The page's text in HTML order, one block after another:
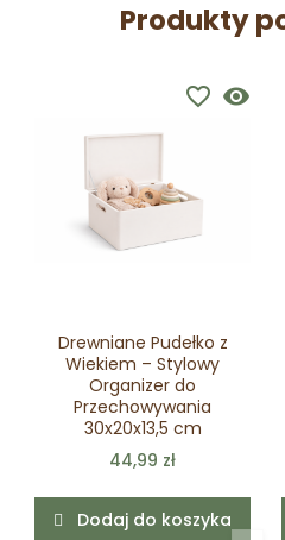
Produkty
visibility
favorite_border
Drewniane Pudełko z
Wiekiem – Stylowy
Organizer do
Przechowywania
30x20x13,5 cm
44,99 zł
Dodaj do koszyka